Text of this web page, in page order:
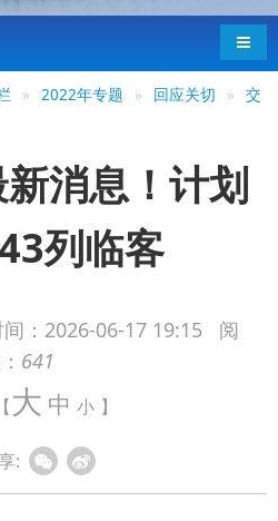
导航
» 2022年专题 » 回应关切 » 交
消息！计划
列临客
： 2026-06-17 19:15
阅
641
大 中 小 】
:
局集团有限公司获
为6月18日至6月22
计发送旅客100.17万人
开临时旅客列车143